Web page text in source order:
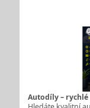
Autodíly –